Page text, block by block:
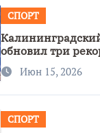
СПОРТ
обновил три
Июн 15, 2026
СПОРТ